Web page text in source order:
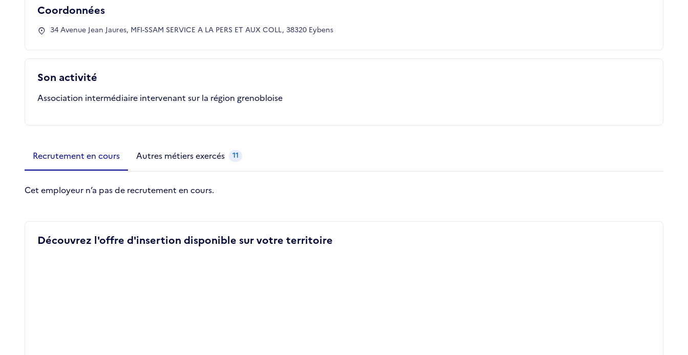
Son activité
Association intermédiaire intervenant sur la région grenobloise
Coordonnées
34 Avenue Jean Jaures, MFI-SSAM SERVICE A LA PERS ET AUX COLL, 38320 Eybens
Métiers de la structure
Recrutement en cours Autres métiers exercés 11
Cet employeur n’a pas de recrutement en cours.
Découvrez l'offre d'insertion disponible sur votre territoire